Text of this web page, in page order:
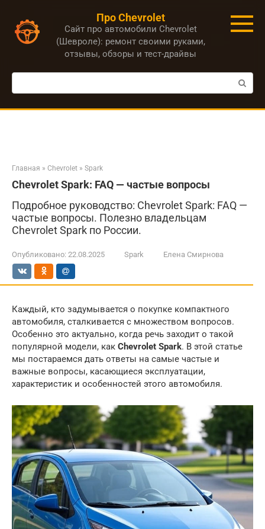
контенту
Про Chevrolet
Сайт про автомобили Chevrolet
(Шевроле): ремонт своими руками,
отзывы, обзоры и тест-драйвы
Поиск:
Главная » Chevrolet » Spark
Chevrolet Spark: FAQ — частые вопросы
Подробное руководство: Chevrolet Spark: FAQ —
частые вопросы. Полезно владельцам
Chevrolet Spark по России.
Опубликовано: 22.08.2025 Spark Елена Смирнова
Каждый, кто задумывается о покупке компактного
автомобиля, сталкивается с множеством вопросов.
Особенно это актуально, когда речь заходит о такой
популярной модели, как Chevrolet Spark. В этой статье
мы постараемся дать ответы на самые частые и
важные вопросы, касающиеся эксплуатации,
характеристик и особенностей этого автомобиля.